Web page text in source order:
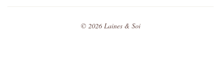
© 2026Laines & Soi